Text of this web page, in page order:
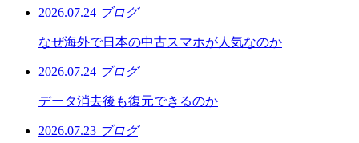
2026.07.24 ブログ
なぜ海外で日本の中古スマホが人気なのか
2026.07.24 ブログ
データ消去後も復元できるのか
2026.07.23 ブログ